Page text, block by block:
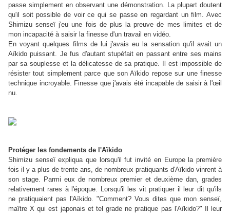
passe simplement en observant une démonstration. La plupart doutent
qu'il soit possible de voir ce qui se passe en regardant un film. Avec
Shimizu senseï j'eu une fois de plus la preuve de mes limites et de
mon incapacité à saisir la finesse d'un travail en vidéo.
En voyant quelques films de lui j'avais eu la sensation qu'il avait un
Aïkido puissant. Je fus d'autant stupéfait en passant entre ses mains
par sa souplesse et la délicatesse de sa pratique. Il est impossible de
résister tout simplement parce que son Aïkido repose sur une finesse
technique incroyable. Finesse que j'avais été incapable de saisir à l'œil
nu.
Protéger les fondements de l'Aïkido
Shimizu senseï expliqua que lorsqu'il fut invité en Europe la première
fois il y a plus de trente ans, de nombreux pratiquants d'Aïkido vinrent à
son stage. Parmi eux de nombreux premier et deuxième dan, grades
relativement rares à l'époque. Lorsqu'il les vit pratiquer il leur dit qu'ils
ne pratiquaient pas l'Aïkido. "Comment? Vous dites que mon senseï,
maître X qui est japonais et tel grade ne pratique pas l'Aïkido?" Il leur